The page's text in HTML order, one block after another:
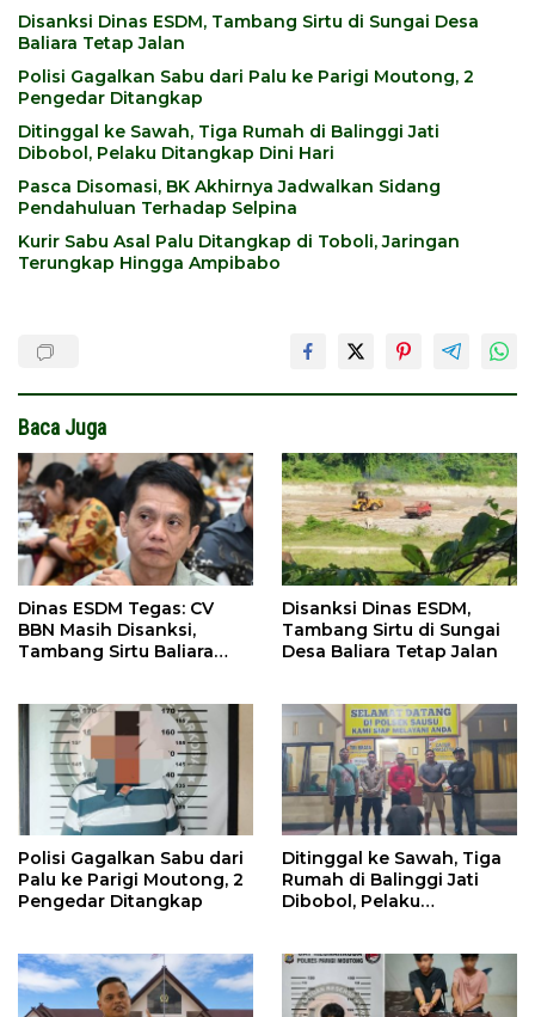
Disanksi Dinas ESDM, Tambang Sirtu di Sungai Desa
Baliara Tetap Jalan
Polisi Gagalkan Sabu dari Palu ke Parigi Moutong, 2
Pengedar Ditangkap
Ditinggal ke Sawah, Tiga Rumah di Balinggi Jati
Dibobol, Pelaku Ditangkap Dini Hari
Pasca Disomasi, BK Akhirnya Jadwalkan Sidang
Pendahuluan Terhadap Selpina
Kurir Sabu Asal Palu Ditangkap di Toboli, Jaringan
Terungkap Hingga Ampibabo
Baca Juga
Dinas ESDM Tegas: CV
BBN Masih Disanksi,
Tambang Sirtu Baliara
Disanksi Dinas ESDM,
Tambang Sirtu di Sungai
Desa Baliara Tetap Jalan
Polisi Gagalkan Sabu dari
Palu ke Parigi Moutong, 2
Pengedar Ditangkap
Ditinggal ke Sawah, Tiga
Rumah di Balinggi Jati
Dibobol, Pelaku